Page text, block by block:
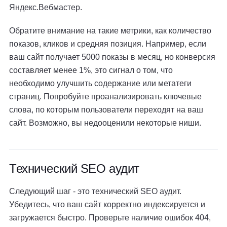
Яндекс.Вебмастер.
Обратите внимание на такие метрики, как количество
показов, кликов и средняя позиция. Например, если
ваш сайт получает 5000 показы в месяц, но конверсия
составляет менее 1%, это сигнал о том, что
необходимо улучшить содержание или метатеги
страниц. Попробуйте проанализировать ключевые
слова, по которым пользователи переходят на ваш
сайт. Возможно, вы недооценили некоторые ниши.
Технический SEO аудит
Следующий шаг - это технический SEO аудит.
Убедитесь, что ваш сайт корректно индексируется и
загружается быстро. Проверьте наличие ошибок 404,